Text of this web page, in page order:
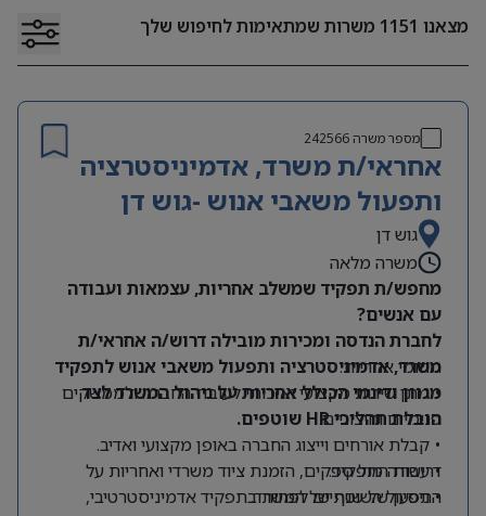
מצאנו 1151 משרות שמתאימות לחיפוש שלך
מספר משרה242566
אחראי/ת משרד, אדמיניסטרציה
ותפעול משאבי אנוש -גוש דן
גוש דן
משרה מלאה
מחפש/ת תפקיד שמשלב אחריות, עצמאות ועבודה
עם אנשים?
לחברת הנדסה ומכירות מובילה דרוש/ה אחראי/ת
משרד, אדמיניסטרציה ותפעול משאבי אנוש לתפקיד
מגוון ודינמי הכולל אחריות על ניהול המשרד לצד
הובלת תהליכי HR שוטפים.
תחומי אחריות:
• מתן שירות מקצועי ואיכותי לעובדי החברה ולממשקים
פנימיים וחיצוניים.
• קבלת אורחים וייצוג החברה באופן מקצועי ואדיב.
• עבודה מול ספקים, הזמנת ציוד משרדי ואחריות על
התפעול השוטף של המשרד.
דרישות התפקיד:
• ניסיון של שנתיים לפחות בתפקיד אדמיניסטרטיבי,